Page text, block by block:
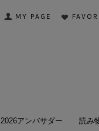
MY PAGE
2026アンバサダー 読み